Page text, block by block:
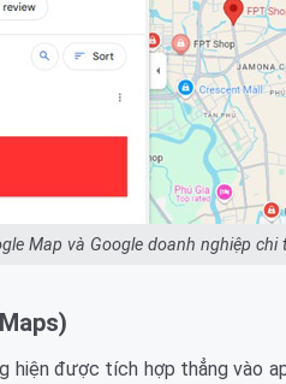
Map và Google doanh nghiệp chi
hiện được tích hợp thẳng vào